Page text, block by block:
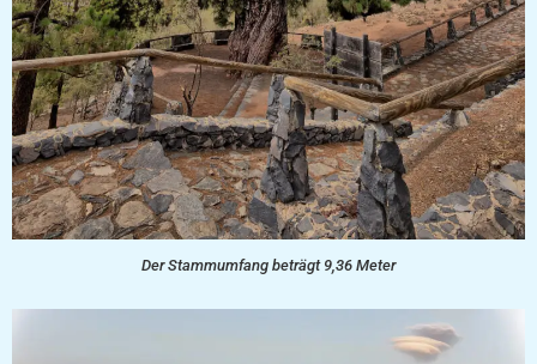
Der Stammumfang beträgt 9,36 Meter